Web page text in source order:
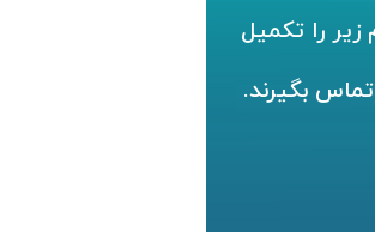
را تکمیل
بگیرند.